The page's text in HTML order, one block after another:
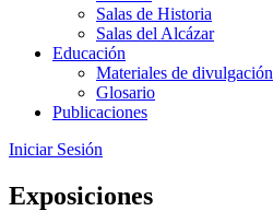
Salas de Historia
Salas del Alcázar
Educación
Materiales de divulgación
Glosario
Publicaciones
Iniciar Sesión
Exposiciones